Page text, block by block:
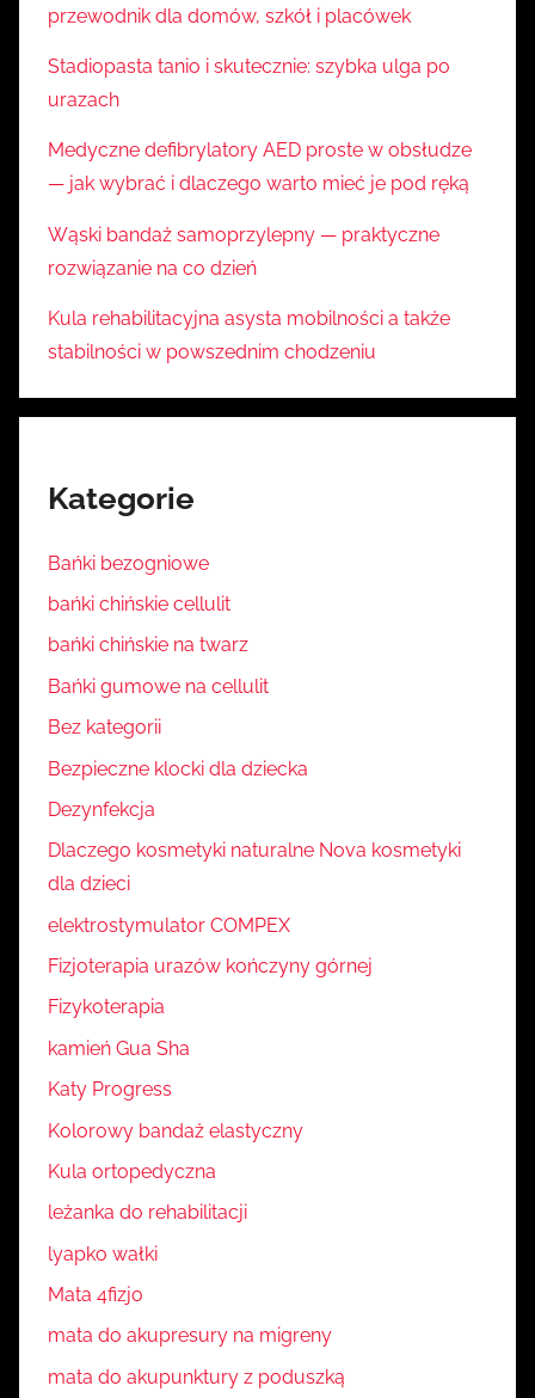
przewodnik dla domów, szkół i placówek
Stadiopasta tanio i skutecznie: szybka ulga po
urazach
Medyczne defibrylatory AED proste w obsłudze
— jak wybrać i dlaczego warto mieć je pod ręką
Wąski bandaż samoprzylepny — praktyczne
rozwiązanie na co dzień
Kula rehabilitacyjna asysta mobilności a także
stabilności w powszednim chodzeniu
Kategorie
Bańki bezogniowe
bańki chińskie cellulit
bańki chińskie na twarz
Bańki gumowe na cellulit
Bez kategorii
Bezpieczne klocki dla dziecka
Dezynfekcja
Dlaczego kosmetyki naturalne Nova kosmetyki
dla dzieci
elektrostymulator COMPEX
Fizjoterapia urazów kończyny górnej
Fizykoterapia
kamień Gua Sha
Katy Progress
Kolorowy bandaż elastyczny
Kula ortopedyczna
leżanka do rehabilitacji
lyapko wałki
Mata 4fizjo
mata do akupresury na migreny
mata do akupunktury z poduszką